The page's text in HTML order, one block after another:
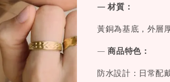
— 材質：
黃銅為基底，外層
—商品特色：
防水設計：日常配